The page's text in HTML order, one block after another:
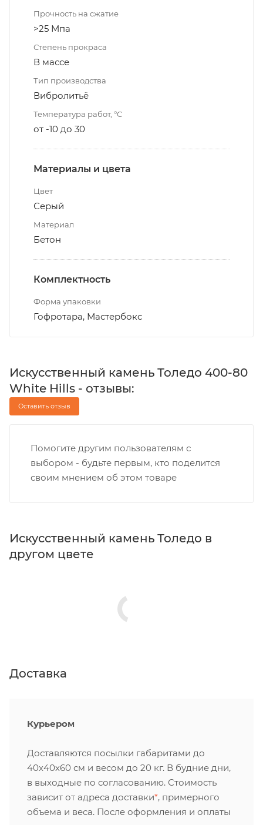
Прочность на сжатие
>25 Мпа
Степень прокраса
В массе
Тип производства
Вибролитьё
Температура работ, °С
от -10 до 30
Материалы и цвета
Цвет
Серый
Материал
Бетон
Комплектность
Форма упаковки
Гофротара, Мастербокс
Искусственный камень Толедо 400-80
White Hills - отзывы:
Оставить отзыв
Помогите другим пользователям с
выбором - будьте первым, кто поделится
своим мнением об этом товаре
Искусственный камень Толедо в
другом цвете
Доставка
Курьером
Доставляются посылки габаритами до
40х40х60 см и весом до 20 кг. В будние дни,
в выходные по согласованию. Стоимость
зависит от адреса доставки*, примерного
объема и веса. После оформления и оплаты